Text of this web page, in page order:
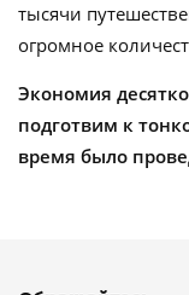
тысячи
огромное
Экономия
подготвим к
время было